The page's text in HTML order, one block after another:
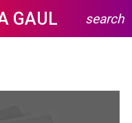
GAUL search